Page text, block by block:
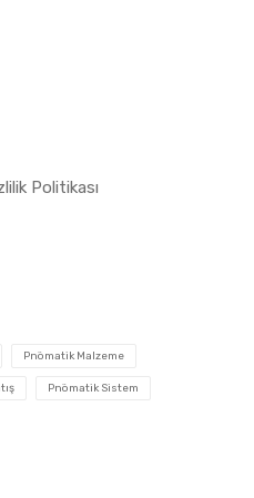
Politikası
Pnömatik Malzeme
Pnömatik Sistem